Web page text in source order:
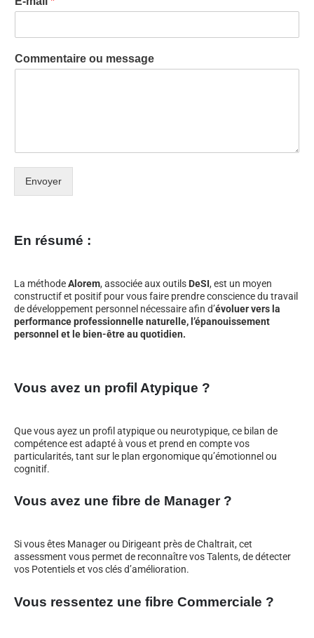
Commentaire ou message
Envoyer
En résumé :
La méthodeAlorem, associée aux outils DeSI, est un moyen
constructif et positif pour vous faire prendre conscience du travail
de développement personnel nécessaire afin d’évoluer vers la
performance professionnelle naturelle, l’épanouissement
personnel et le bien-être au quotidien.
Vous avez un profil Atypique ?
Que vous ayez un profil atypique ou neurotypique, ce bilan de
compétence est adapté à vous et prend en compte vos
particularités, tant sur le plan ergonomique qu’émotionnel ou
cognitif.
Vous avez une fibre de Manager ?
Si vous êtes Manager ou Dirigeant près de Chaltrait, cet
assessment vous permet de reconnaître vos Talents, de détecter
vos Potentiels et vos clés d’amélioration.
Vous ressentez une fibre Commerciale ?